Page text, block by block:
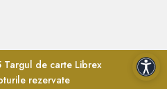
de carte Librex
rezervate